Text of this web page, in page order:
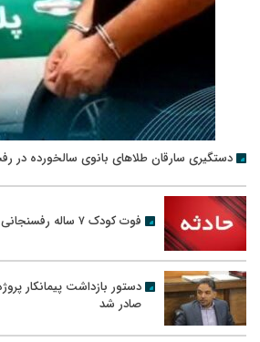
دستگیری سارقان طلاهای بانوی سالخورده در
فوت کودک ۷ ساله رفسنجانی در سانحه رانندگی
دستور بازداشت پیمانکار
صادر شد